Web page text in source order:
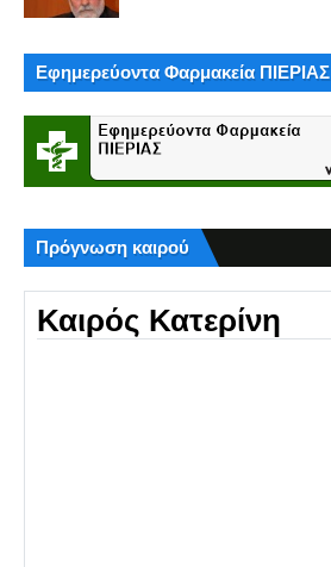
Εφημερεύοντα Φαρμακεία ΠΙΕΡΙΑΣ
Πρόγνωση καιρού
Καιρός Κατερίνη